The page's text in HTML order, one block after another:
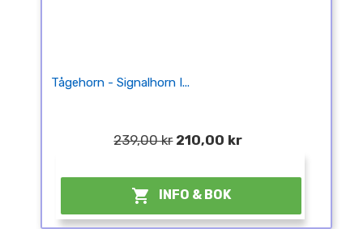
Tågehorn - Signalhorn I...
239,00 kr 210,00 kr
 INFO & BOK